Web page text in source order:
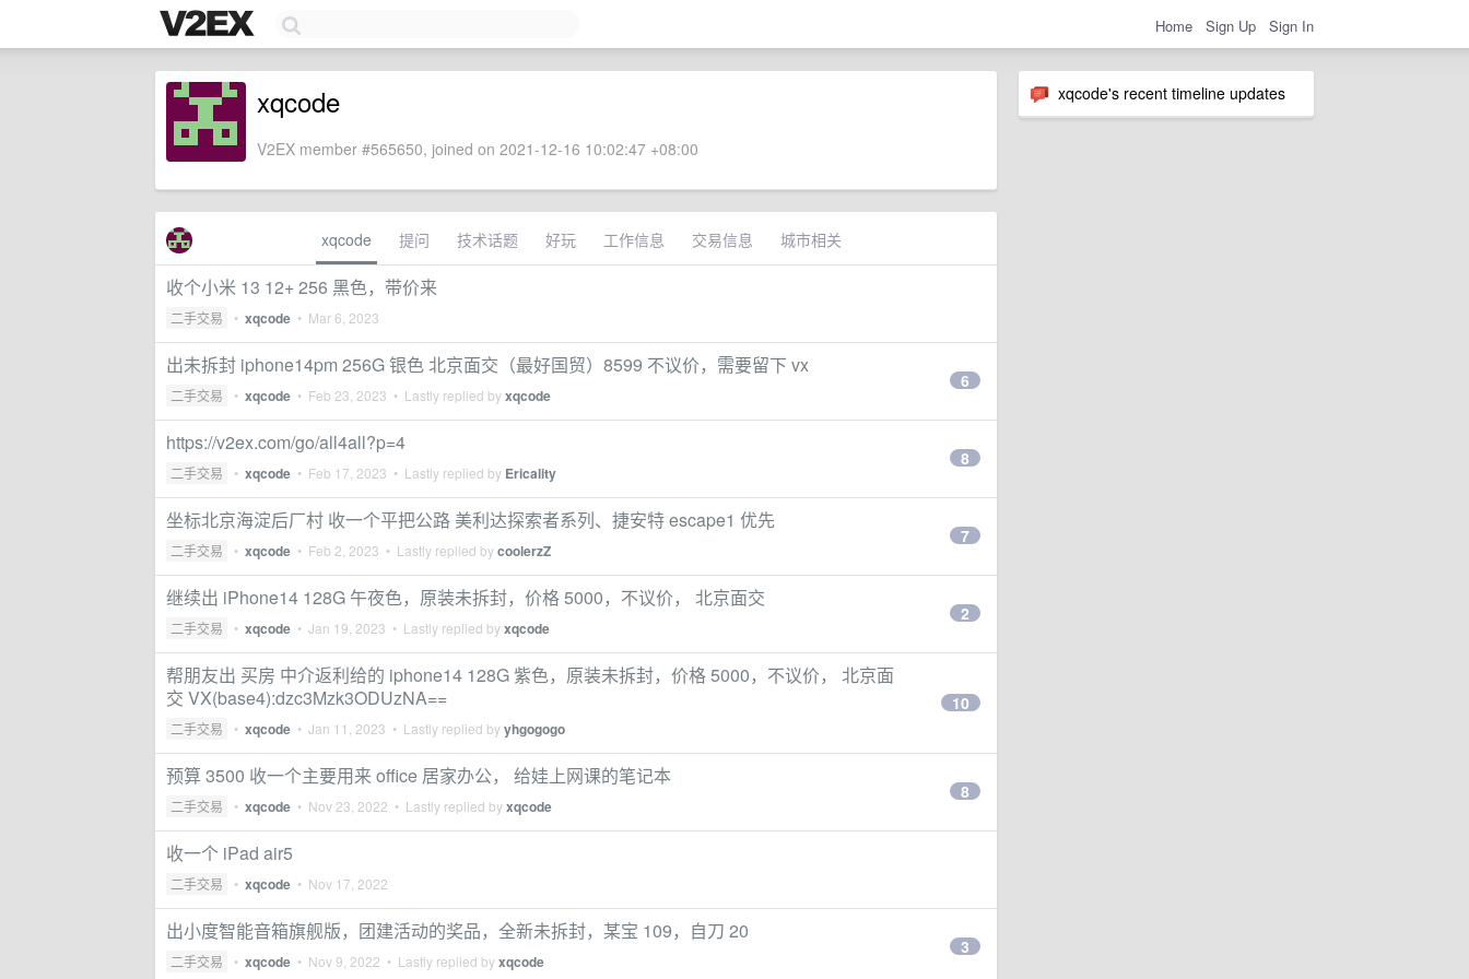
Home Sign Up Sign In
xqcode's recent timeline updates
xqcode
V2EX member #565650, joined on 2021-12-16 10:02:47 +08:00
xqcode 提问 技术话题 好玩 工作信息 交易信息 城市相关
收个小米 13 12+ 256 黑色，带价来
二手交易 • xqcode • Mar 6, 2023
出未拆封 iphone14pm 256G 银色 北京面交（最好国贸）8599 不议价，需要留下 vx
二手交易 • xqcode • Feb 23, 2023 • Lastly replied byxqcode
6
https://v2ex.com/go/all4all?p=4
二手交易 • xqcode • Feb 17, 2023 • Lastly replied by Ericality
8
坐标北京海淀后厂村 收一个平把公路 美利达探索者系列、捷安特 escape1 优先
二手交易 • xqcode • Feb 2, 2023 • Lastly replied bycoolerzZ
7
继续出 iPhone14 128G 午夜色，原装未拆封，价格 5000，不议价， 北京面交
二手交易 • xqcode • Jan 19, 2023 • Lastly replied byxqcode
2
帮朋友出 买房 中介返利给的 iphone14 128G 紫色，原装未拆封，价格 5000，不议价， 北京面
交 VX(base4):dzc3Mzk3ODUzNA==
二手交易 • xqcode • Jan 11, 2023 • Lastly replied byyhgogogo
10
预算 3500 收一个主要用来 office 居家办公， 给娃上网课的笔记本
二手交易 • xqcode • Nov 23, 2022 • Lastly replied byxqcode
8
收一个 iPad air5
二手交易 • xqcode • Nov 17, 2022
出小度智能音箱旗舰版，团建活动的奖品，全新未拆封，某宝 109，自刀 20
二手交易 • xqcode • Nov 9, 2022 • Lastly replied byxqcode
3